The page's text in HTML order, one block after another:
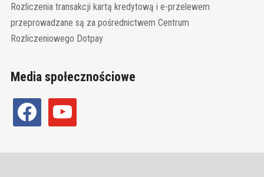
Rozliczenia transakcji kartą kredytową i e-przelewem
przeprowadzane są za pośrednictwem Centrum
Rozliczeniowego Dotpay
Media społecznościowe
facebook youtube